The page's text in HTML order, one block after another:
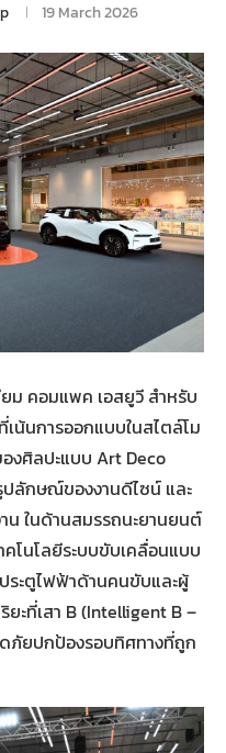
19 March 2026
ม คอมแพค เอสยูวี สำหรับ
เน้นการออกแบบในสไตล์โม
งศิลปะแบบ Art Deco
ปลักษณ์ของงานดีไซน์ และ
ในด้านสมรรถนะยานยนต์
โนโลยีระบบขับเคลื่อนแบบ
ระตูไฟฟ้าด้านคนขับและผู้
ะที่เสา B (Intelligent B –
ภัยปกป้องรอบทิศทางที่ถูก